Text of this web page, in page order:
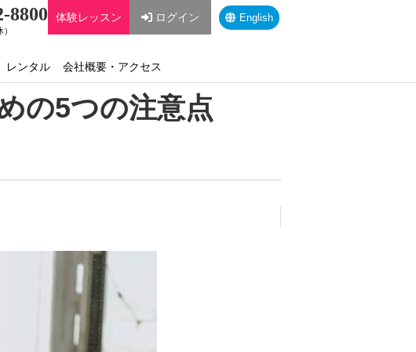
8800 体験レッスン ログイン English
レンタル 会社概要・アクセス
の5つの注意点